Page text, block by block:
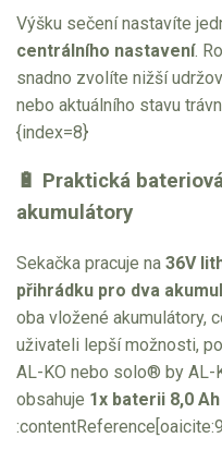
Výšku sečení nastavíte
centrálního nastavení.
snadno zvolíte nižší
nebo aktuálního stavu
{index=8}
🔋 Praktická
akumulátory
Sekačka pracuje na 36V
přihrádku pro dva
oba vložené akumulátory,
uživateli lepší možnosti,
AL-KO nebo solo® by AL-
obsahuje 1x baterii 8,0 Ah